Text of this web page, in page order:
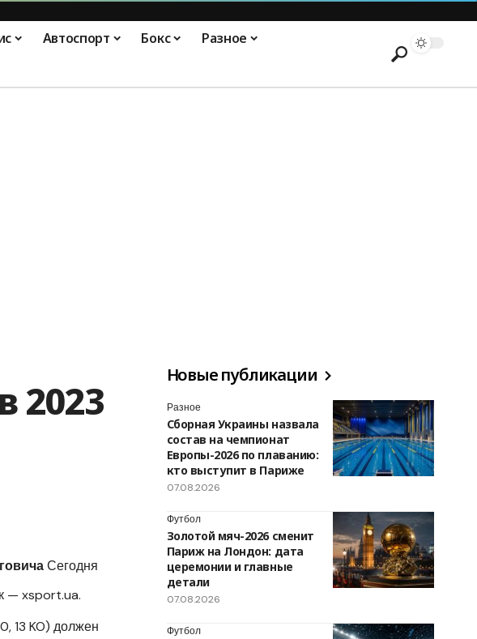
Автоспорт Бокс Разное
2023
Сегодня
— xsport.ua.
13 KO) должен
Новые публикации
Разное
Сборная Украины назвала
состав на чемпионат
Европы-2026 по плаванию:
кто выступит в Париже
07.08.2026
Футбол
Золотой мяч-2026 сменит
Париж на Лондон: дата
церемонии и главные
детали
07.08.2026
Футбол